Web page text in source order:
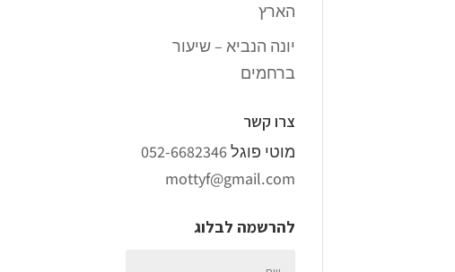
הארץ
יונה הנביא – שיעור
ברחמים
צרו קשר
מוטי פוגל052-6682346
mottyf@gmail.com
להרשמה לבלוג